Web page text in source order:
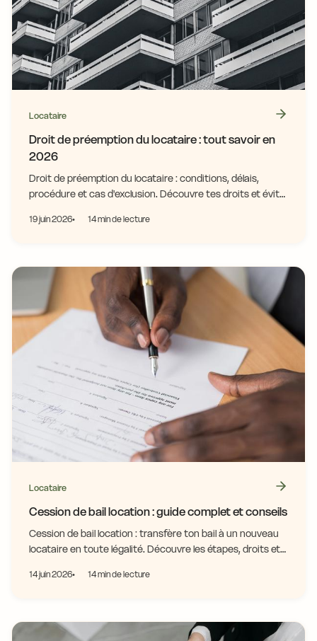
Locataire
Droit de préemption du locataire : tout savoir en
2026
Droit de préemption du locataire : conditions, délais,
procédure et cas d'exclusion. Découvre tes droits et évite
19 juin 2026 14 min de lecture
Locataire
Cession de bail location : guide complet et conseils
Cession de bail location : transfère ton bail à un nouveau
locataire en toute légalité. Découvre les étapes, droits et
14 juin 2026 14 min de lecture